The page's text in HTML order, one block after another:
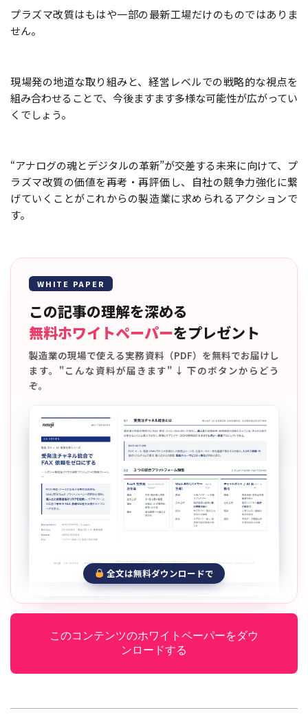
プラズマ改質はもはや一部の最新工場だけのものではありま
せん。
現場発の地道な取り組みと、経営レベルでの戦略的な視点を
組み合わせることで、今後ますます多様な可能性が広がってい
くでしょう。
“アナログの魂とデジタルの革新”が交差する未来に向けて、プ
ラズマ改質の価値を再考・再評価し、自社の競争力強化に繋
げていくことがこれからの製造業に求められるアクションで
す。
WHITE PAPER
この記事の理解を深める
無料ホワイトペーパーをプレゼント
製造業の現場で使える実務資料（PDF）を無料でお届けし
ます。"こんな資料が届きます" ↓ 下のボタンからどう
ぞ。
全文は無料ダウンロードで
このコンテンツのホワイトペーパーをダウ
ンロードする